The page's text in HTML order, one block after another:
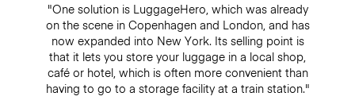
"One solution is LuggageHero, which was already
on the scene in Copenhagen and London, and has
now expanded into New York. Its selling point is
that it lets you store your luggage in a local shop,
café or hotel, which is often more convenient than
having to go to a storage facility at a train station."